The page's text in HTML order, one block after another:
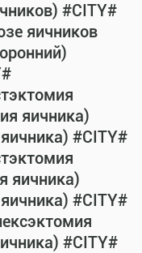
#CITY#
яичников
яичника)
#CITY#
яичника)
#CITY#
#CITY#